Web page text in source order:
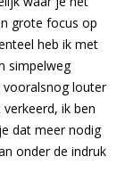
grote focus op
heb ik met
simpelweg
louter
ik ben
dat meer nodig
onder de indruk